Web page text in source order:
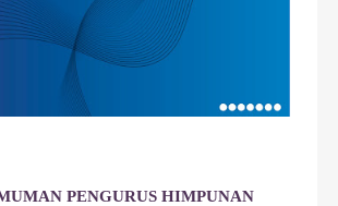
PENGURUS HIMPUNAN